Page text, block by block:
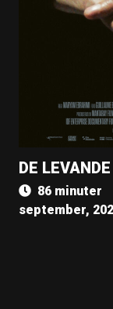
DE
86 minuter
september,